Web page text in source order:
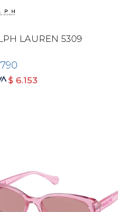
LAUREN 5309
$ 6.153